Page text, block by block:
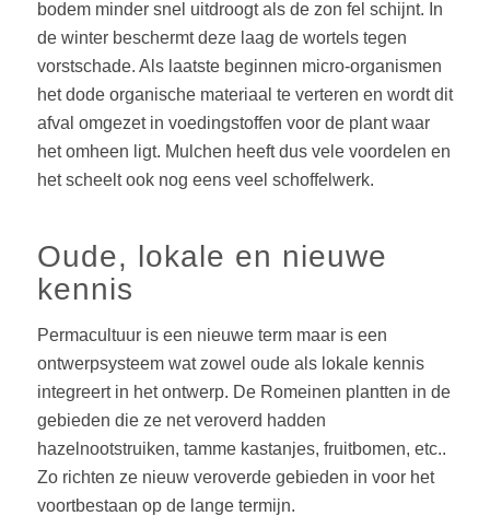
bodem minder snel uitdroogt als de zon fel schijnt. In
de winter beschermt deze laag de wortels tegen
vorstschade. Als laatste beginnen micro-organismen
het dode organische materiaal te verteren en wordt dit
afval omgezet in voedingstoffen voor de plant waar
het omheen ligt. Mulchen heeft dus vele voordelen en
het scheelt ook nog eens veel schoffelwerk.
Oude, lokale en nieuwe
kennis
Permacultuur is een nieuwe term maar is een
ontwerpsysteem wat zowel oude als lokale kennis
integreert in het ontwerp. De Romeinen plantten in de
gebieden die ze net veroverd hadden
hazelnootstruiken, tamme kastanjes, fruitbomen, etc..
Zo richten ze nieuw veroverde gebieden in voor het
voortbestaan op de lange termijn.